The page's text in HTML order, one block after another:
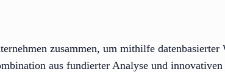
zusammen, um mithilfe datenbasierter
aus fundierter Analyse und innovativen